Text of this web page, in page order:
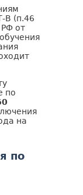
В (п.46
РФ от
по
на
по